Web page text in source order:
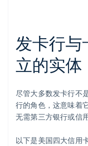
发卡行与
立的实体
尽管大多数发卡行不
行的角色，这意味着
无需第三方银行或信
以下是美国四大信用